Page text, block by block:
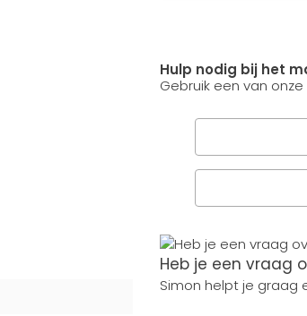
Hulp nodig bij het
Gebruik een van
Heb je een vraag
Simon helpt je graag